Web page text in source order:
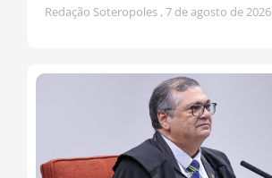
Redação Soteropoles 7 de agosto de 2026